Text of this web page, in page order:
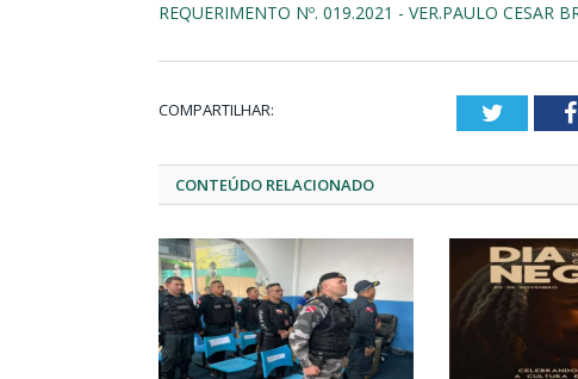
REQUERIMENTO Nº. 019.2021 - VER.PAULO CESAR
COMPARTILHAR: Twitter
CONTEÚDO RELACIONADO